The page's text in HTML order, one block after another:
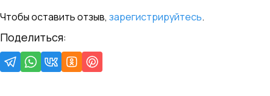
Чтобы оставить отзыв, зарегистрируйтесь.
Поделиться: